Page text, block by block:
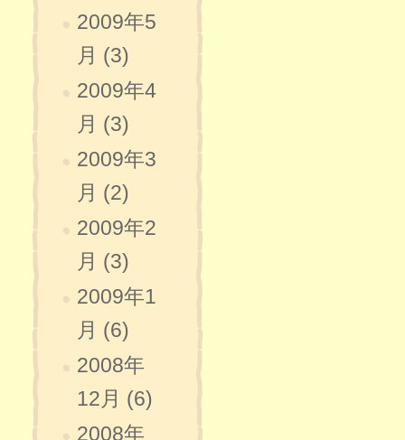
2009年5
月 (3)
2009年4
月 (3)
2009年3
月 (2)
2009年2
月 (3)
2009年1
月 (6)
2008年
12月 (6)
2008年